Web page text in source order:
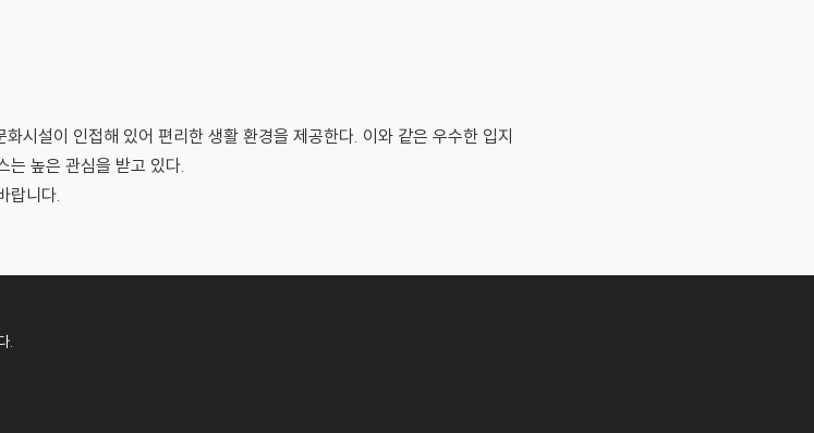
시설이 인접해 있어 편리한 생활 환경을 제공한다. 이와 같은 우수한 입지
는 높은 관심을 받고 있다.
랍니다.
.